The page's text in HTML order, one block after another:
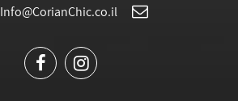
Info@CorianChic.co.il